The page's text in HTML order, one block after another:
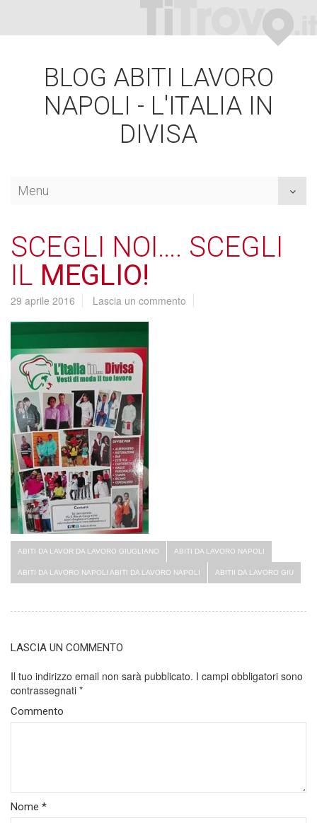
BLOG ABITI LAVORO
NAPOLI - L'ITALIA IN
DIVISA
Menu
SCEGLI NOI…. SCEGLI
IL MEGLIO!
29 aprile 2016 Lascia un commento
ABITI DA LAVOR DA LAVORO GIUGLIANO ABITI DA LAVORO NAPOLI
ABITI DA LAVORO NAPOLI ABITI DA LAVORO NAPOLI ABITII DA LAVORO GIU
LASCIA UN COMMENTO
Il tuo indirizzo email non sarà pubblicato. I campi obbligatori sono
contrassegnati *
Commento
Nome *